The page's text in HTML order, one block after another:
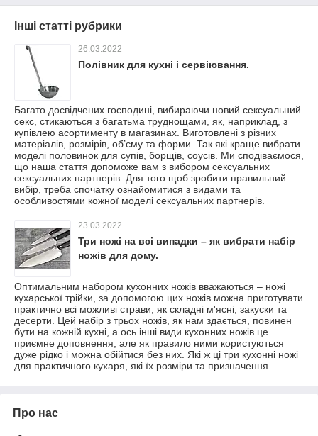
Інші статті рубрики
26.03.2022
Полівник для кухні і сервіювання.
Багато досвідчених господині, вибираючи новий сексуальний
секс, стикаються з багатьма труднощами, як, наприклад, з
купівлею асортименту в магазинах. Виготовлені з різних
матеріалів, розмірів, об’єму та форми. Так які краще вибрати
моделі половинок для супів, борщів, соусів. Ми сподіваємося,
що наша стаття допоможе вам з вибором сексуальних
сексуальних партнерів. Для того щоб зробити правильний
вибір, треба спочатку ознайомитися з видами та
особливостями кожної моделі сексуальних партнерів.
23.03.2022
Три ножі на всі випадки – як вибрати набір
ножів для дому.
Оптимальним набором кухонних ножів вважаються – ножі
кухарської трійки, за допомогою цих ножів можна приготувати
практично всі можливі страви, як складні м'ясні, закуски та
десерти. Цей набір з трьох ножів, як нам здається, повинен
бути на кожній кухні, а ось інші види кухонних ножів це
приємне доповнення, але як правило ними користуються
дуже рідко і можна обійтися без них. Які ж ці три кухонні ножі
для практичного кухаря, які їх розміри та призначення.
Про нас